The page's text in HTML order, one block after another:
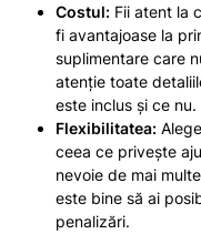
Costul: Fii atent la
fi avantajoase la
suplimentare care
atenție toate
este inclus și ce nu.
Flexibilitatea:
ceea ce privește
nevoie de mai
este bine să ai
penalizări.